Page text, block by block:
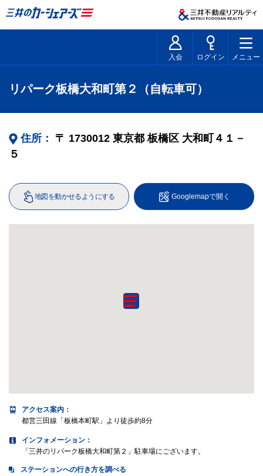
入会 ログイン メニュー
リパーク板橋大和町第２（自転車可）
住所： 〒 1730012 東京都 板橋区 大和町４１－
５
地図を動かせるようにする Googlemapで開く
アクセス案内 ：
都営三田線「板橋本町駅」より徒歩約8分
インフォメーション：
「三井のリパーク板橋大和町第２」駐車場にございます。
ステーションへの行き方を調べる